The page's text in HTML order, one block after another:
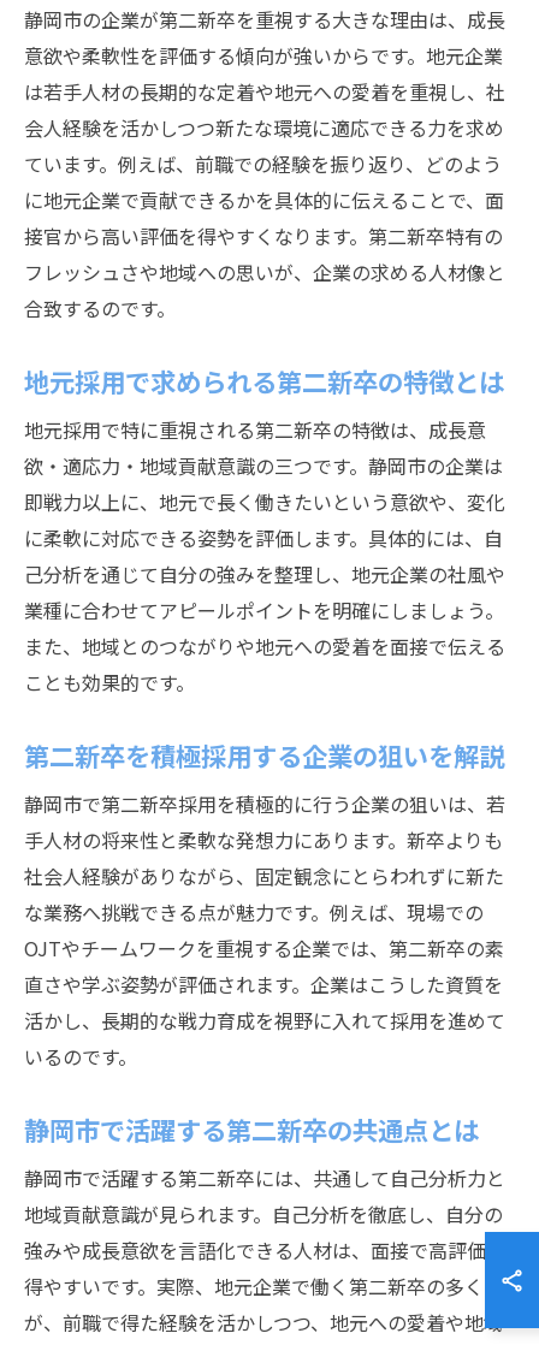
静岡市の企業が第二新卒を重視する大きな理由は、成長
意欲や柔軟性を評価する傾向が強いからです。地元企業
は若手人材の長期的な定着や地元への愛着を重視し、社
会人経験を活かしつつ新たな環境に適応できる力を求め
ています。例えば、前職での経験を振り返り、どのよう
に地元企業で貢献できるかを具体的に伝えることで、面
接官から高い評価を得やすくなります。第二新卒特有の
フレッシュさや地域への思いが、企業の求める人材像と
合致するのです。
地元採用で求められる第二新卒の特徴とは
地元採用で特に重視される第二新卒の特徴は、成長意
欲・適応力・地域貢献意識の三つです。静岡市の企業は
即戦力以上に、地元で長く働きたいという意欲や、変化
に柔軟に対応できる姿勢を評価します。具体的には、自
己分析を通じて自分の強みを整理し、地元企業の社風や
業種に合わせてアピールポイントを明確にしましょう。
また、地域とのつながりや地元への愛着を面接で伝える
ことも効果的です。
第二新卒を積極採用する企業の狙いを解説
静岡市で第二新卒採用を積極的に行う企業の狙いは、若
手人材の将来性と柔軟な発想力にあります。新卒よりも
社会人経験がありながら、固定観念にとらわれずに新た
な業務へ挑戦できる点が魅力です。例えば、現場での
OJTやチームワークを重視する企業では、第二新卒の素
直さや学ぶ姿勢が評価されます。企業はこうした資質を
活かし、長期的な戦力育成を視野に入れて採用を進めて
いるのです。
静岡市で活躍する第二新卒の共通点とは
静岡市で活躍する第二新卒には、共通して自己分析力と
地域貢献意識が見られます。自己分析を徹底し、自分の
強みや成長意欲を言語化できる人材は、面接で高評価を
得やすいです。実際、地元企業で働く第二新卒の多く
が、前職で得た経験を活かしつつ、地元への愛着や地域